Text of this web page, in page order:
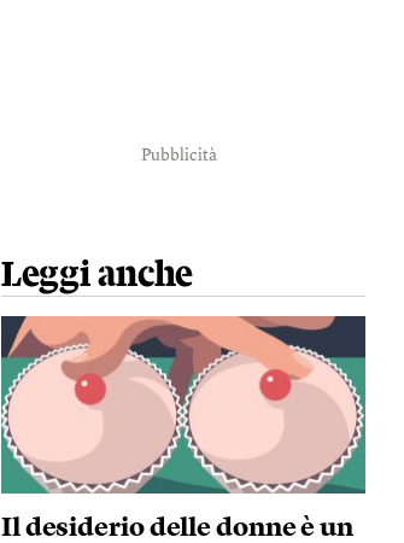
Pubblicità
Leggi anche
Il desiderio delle donne è un